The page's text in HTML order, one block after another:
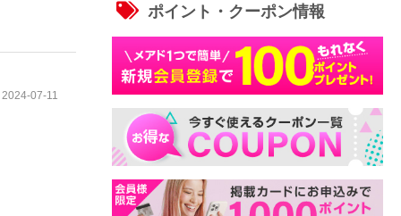
2024-07-11
ポイント・クーポン情報